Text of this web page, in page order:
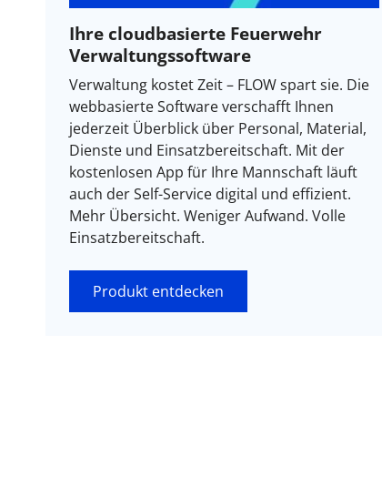
Ihre cloudbasierte Feuerwehr
Verwaltungssoftware
Verwaltung kostet Zeit – FLOW spart sie. Die
webbasierte Software verschafft Ihnen
jederzeit Überblick über Personal, Material,
Dienste und Einsatzbereitschaft. Mit der
kostenlosen App für Ihre Mannschaft läuft
auch der Self-Service digital und effizient.
Mehr Übersicht. Weniger Aufwand. Volle
Einsatzbereitschaft.
Produkt entdecken